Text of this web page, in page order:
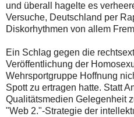
und überall hagelte es
Versuche, Deutschland per
Diskorhythmen von allem
Ein Schlag gegen die
Veröffentlichung der
Wehrsportgruppe Hoffnung
Spott zu ertragen hatte. Statt
Qualitätsmedien Gelegenheit
"Web 2."-Strategie der